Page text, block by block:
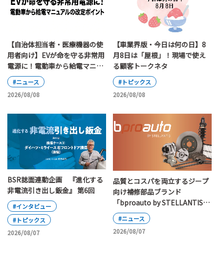
【自治体担当者・医療機器の使
用者向け】EVが命を守る非常用
電源に！電動車から給電マニュ
アルの改定ポイント
#ニュース
2026/08/08
【車業界版・今日は何の日】8
月8日は「屋根」！現場で使え
る顧客トークネタ
#トピックス
2026/08/08
BSR誌面連動企画 『進化する
非電流引き出し鈑金』 第6回
#インタビュー
#トピックス
2026/08/07
品質とコスパを両立するジープ
向け補修部品ブランド
「bproauto by STELLANTIS」
が日本上陸
#ニュース
2026/08/07